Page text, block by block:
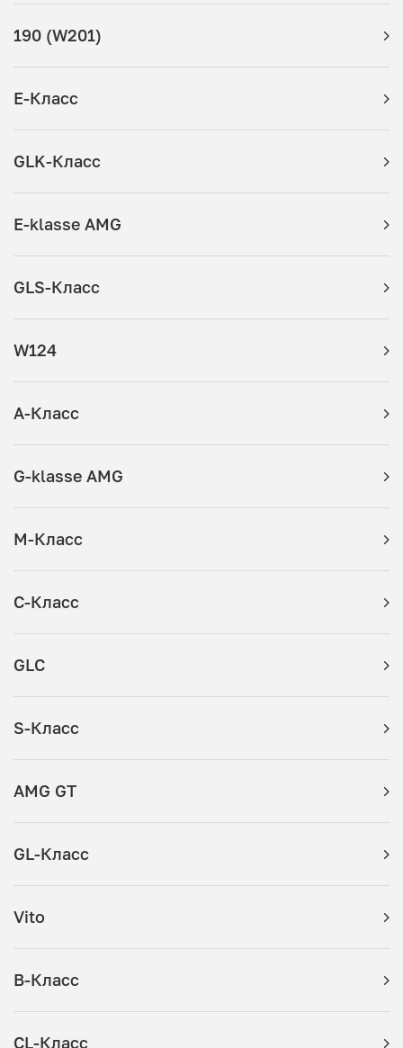
190 (W201)
E-Класс
GLK-Класс
E-klasse AMG
GLS-Класс
W124
A-Класс
G-klasse AMG
M-Класс
C-Класс
GLC
S-Класс
AMG GT
GL-Класс
Vito
B-Класс
CL-Класс